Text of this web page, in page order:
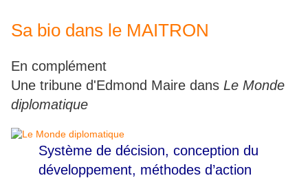
Sa bio dans le MAITRON
En complément
Une tribune d'Edmond Maire dans Le Monde
diplomatique
Système de décision, conception du
développement, méthodes d’action